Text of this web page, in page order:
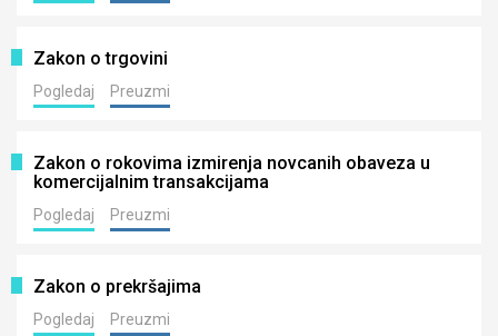
Zakon o trgovini
Pogledaj Preuzmi
Zakon o rokovima izmirenja novcanih obaveza u
komercijalnim transakcijama
Pogledaj Preuzmi
Zakon o prekršajima
Pogledaj Preuzmi